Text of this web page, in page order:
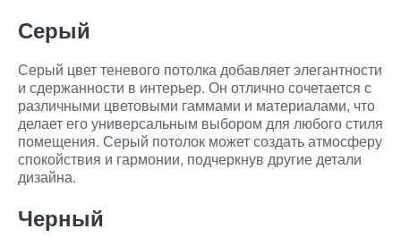
Серый
Серый цвет теневого потолка добавляет элегантности
и сдержанности в интерьер. Он отлично сочетается с
различными цветовыми гаммами и материалами, что
делает его универсальным выбором для любого стиля
помещения. Серый потолок может создать атмосферу
спокойствия и гармонии, подчеркнув другие детали
дизайна.
Черный